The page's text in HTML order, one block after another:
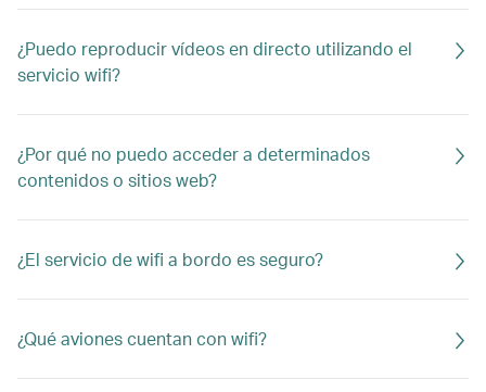
¿Puedo reproducir vídeos en directo utilizando el
servicio wifi?
¿Por qué no puedo acceder a determinados
contenidos o sitios web?
¿El servicio de wifi a bordo es seguro?
¿Qué aviones cuentan con wifi?